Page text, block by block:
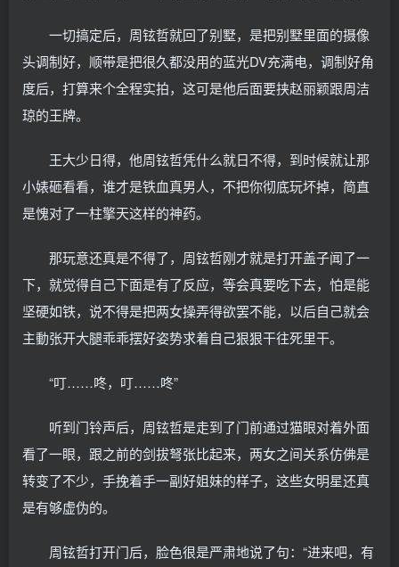
一切搞定后，周铉哲就回了别墅，是把别墅里面的摄像
头调制好，顺带是把很久都没用的蓝光DV充满电，调制好角
度后，打算来个全程实拍，这可是他后面要挟赵丽颖跟周洁
琼的王牌。
王大少日得，他周铉哲凭什么就日不得，到时候就让那
小婊砸看看，谁才是铁血真男人，不把你彻底玩坏掉，简直
是愧对了一柱擎天这样的神药。
那玩意还真是不得了，周铉哲刚才就是打开盖子闻了一
下，就觉得自己下面是有了反应，等会真要吃下去，怕是能
坚硬如铁，说不得是把两女操弄得欲罢不能，以后自己就会
主動张开大腿乖乖摆好姿势求着自己狠狠干往死里干。
“叮……咚，叮……咚”
听到门铃声后，周铉哲是走到了门前通过猫眼对着外面
看了一眼，跟之前的剑拔弩张比起来，两女之间关系仿佛是
转变了不少，手挽着手一副好姐妹的样子，这些女明星还真
是有够虚伪的。
周铉哲打开门后，脸色很是严肃地说了句：“进来吧，有